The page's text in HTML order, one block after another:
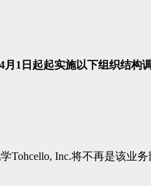
月1日起起实施以下组织结构
Tohcello, Inc.将不再是该业